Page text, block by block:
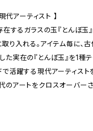
代アーティスト 】
するガラスの玉『とんぼ玉
り入れる。アイテム毎に、
実在の『とんぼ玉』を1種テ
活躍する現代アーティスト
のアートをクロスオーバーさ